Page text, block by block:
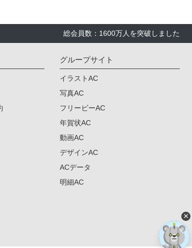
総会員数：1600万人を突破しました
グループサイト
イラストAC
写真AC
フリービーAC
年賀状AC
動画AC
デザインAC
ACデータ
明細AC
×